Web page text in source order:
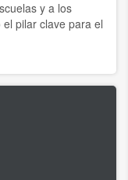
y a los
pilar clave para el